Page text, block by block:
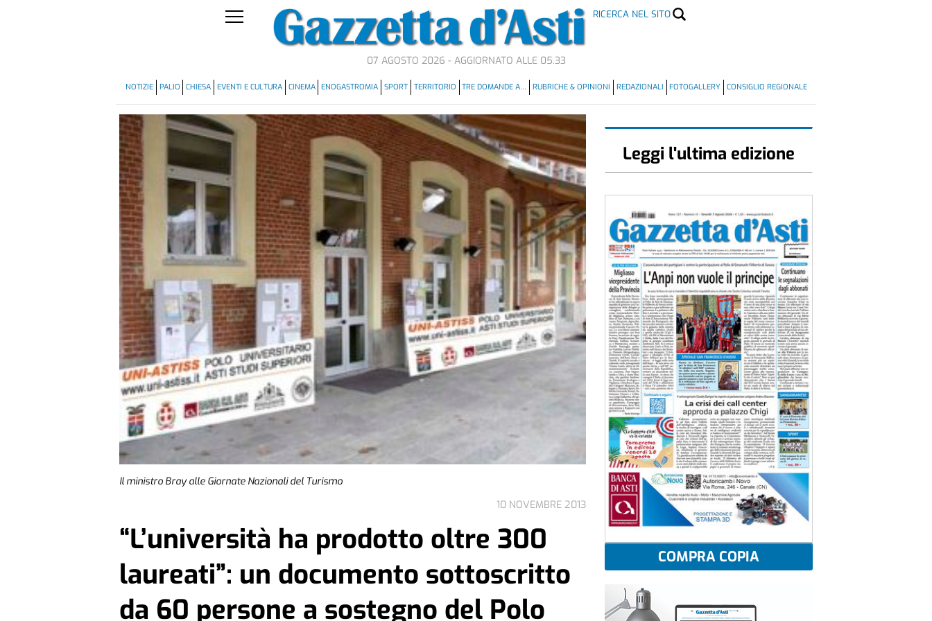
RICERCA NEL SITO
07 AGOSTO 2026 - AGGIORNATO ALLE 05.33
NOTIZIE PALIO CHIESA EVENTI E CULTURA CINEMA ENOGASTROMIA SPORT TERRITORIO TRE DOMANDE A… RUBRICHE & OPINIONI REDAZIONALI FOTOGALLERY CONSIGLIO REGIONALE
Il ministro Bray alle Giornate Nazionali del Turismo
10 NOVEMBRE 2013
“L’università ha prodotto oltre 300
laureati”: un documento sottoscritto
da 60 persone a sostegno del Polo
Leggi l'ultima edizione
COMPRA COPIA